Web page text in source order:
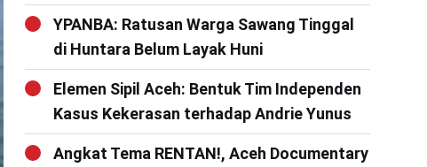
YPANBA: Ratusan Warga Sawang Tinggal
di Huntara Belum Layak Huni
Elemen Sipil Aceh: Bentuk Tim Independen
Kasus Kekerasan terhadap Andrie Yunus
Angkat Tema RENTAN!, Aceh Documentary